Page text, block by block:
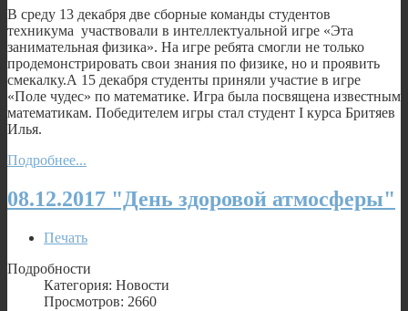
В среду 13 декабря две сборные команды студентов
техникума участвовали в интеллектуальной игре «Эта
занимательная физика». На игре ребята смогли не только
продемонстрировать свои знания по физике, но и проявить
смекалку.А 15 декабря студенты приняли участие в игре
«Поле чудес» по математике. Игра была посвящена известным
математикам. Победителем игры стал студент I курса Бритяев
Илья.
Подробнее...
08.12.2017 "День здоровой атмосферы"
Печать
Подробности
Категория: Новости
Просмотров: 2660